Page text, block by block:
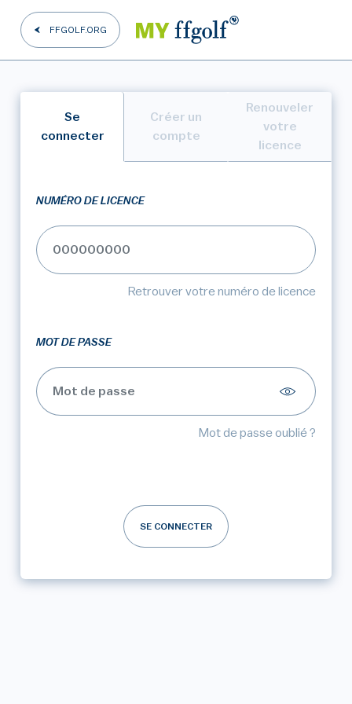
FFGOLF.ORG
Se
connecter
Créer un
compte
Renouveler
votre
licence
NUMÉRO DE LICENCE
Retrouver votre numéro de licence
MOT DE PASSE
Mot de passe oublié ?
SE CONNECTER